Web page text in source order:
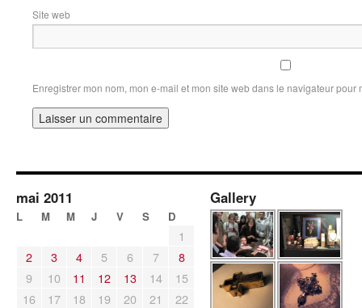
Site web
Enregistrer mon nom, mon e-mail et mon site web dans le navigateur pour
mai 2011
L M M J V S D
1
2
3 4 5 6 7
8
9
10 11 12 13 14
15
16
17 18 19 20 21
22
Gallery